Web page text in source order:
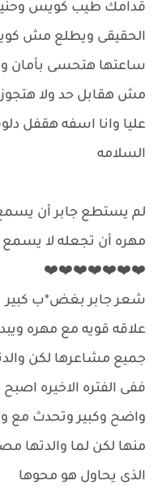
قدامك طيب كويس
الحقيقى ويطلع مش
ساعتها هتحسى بأمان
مش هقابل حد ولا
عليا وانا اسفه هقفل
السلامه
لم يستطع جابر أن
مهره أن تجعله لا يسمع
❤️❤️❤️❤️❤️❤️❤️
شعر جابر بغض*ب كبير
علاقه قويه مع مهره
جميع مشاعرها لكن
ففى الفتره الاخيره
واضح وكبير وتحدث مع
منها لكن لما والدتها
الذى يحاول هو محوها